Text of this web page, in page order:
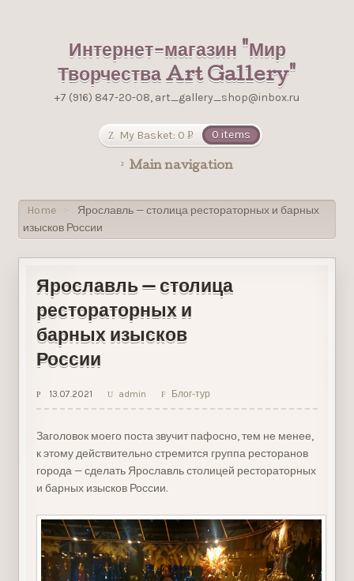
Интернет-магазин "Мир
Творчества Art Gallery"
+7 (916) 847-20-08, art_gallery_shop@inbox.ru
My Basket: 0Р
0 items
Main navigation
Home >
Ярославль — столица рестораторных и барных
изысков России
Ярославль — столица
рестораторных и
барных изысков
России
13.07.2021 admin Блог-тур
Заголовок моего поста звучит пафосно, тем не менее,
к этому действительно стремится группа ресторанов
города — сделать Ярославль столицей рестораторных
и барных изысков России.